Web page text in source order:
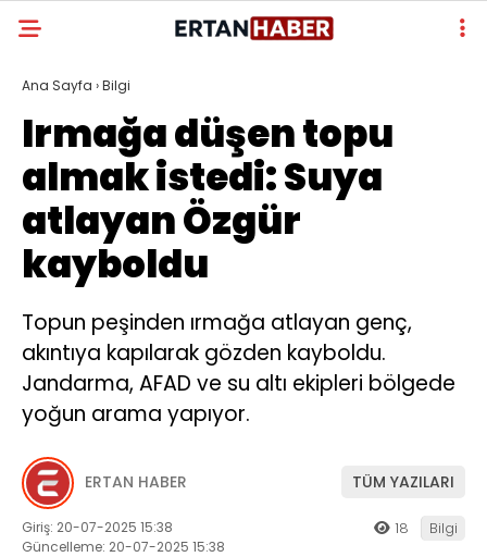
Ana Sayfa ›Bilgi
Irmağa düşen topu
almak istedi: Suya
atlayan Özgür
kayboldu
Topun peşinden ırmağa atlayan genç,
akıntıya kapılarak gözden kayboldu.
Jandarma, AFAD ve su altı ekipleri bölgede
yoğun arama yapıyor.
ERTAN HABER TÜM YAZILARI
Giriş: 20-07-2025 15:38
Güncelleme: 20-07-2025 15:38
18 Bilgi